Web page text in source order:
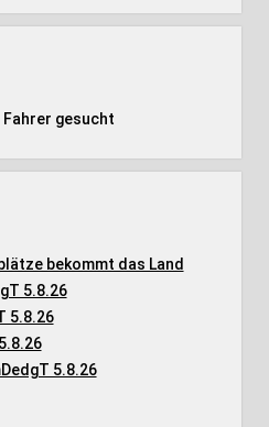
bekommt das Land
5.8.26
5.8.26
5.8.26